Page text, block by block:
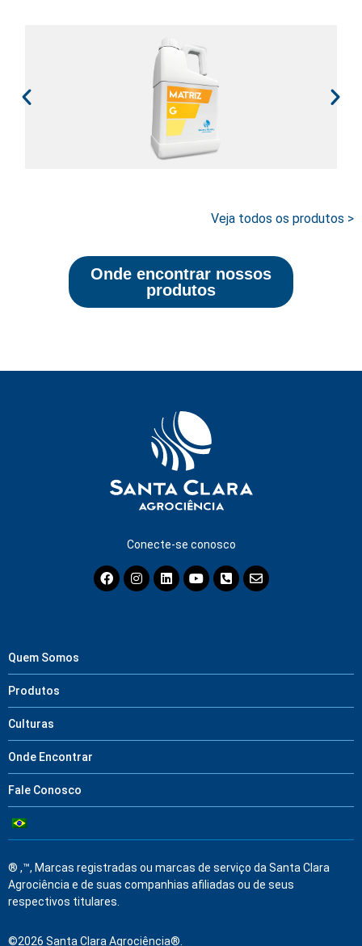
Veja todos os produtos >
Onde encontrar nossos
produtos
Conecte-se conosco
Quem Somos
Produtos
Culturas
Onde Encontrar
Fale Conosco
® ,™, Marcas registradas ou marcas de serviço da Santa Clara
Agrociência e de suas companhias afiliadas ou de seus
respectivos titulares.
©2026 Santa Clara Agrociência®.